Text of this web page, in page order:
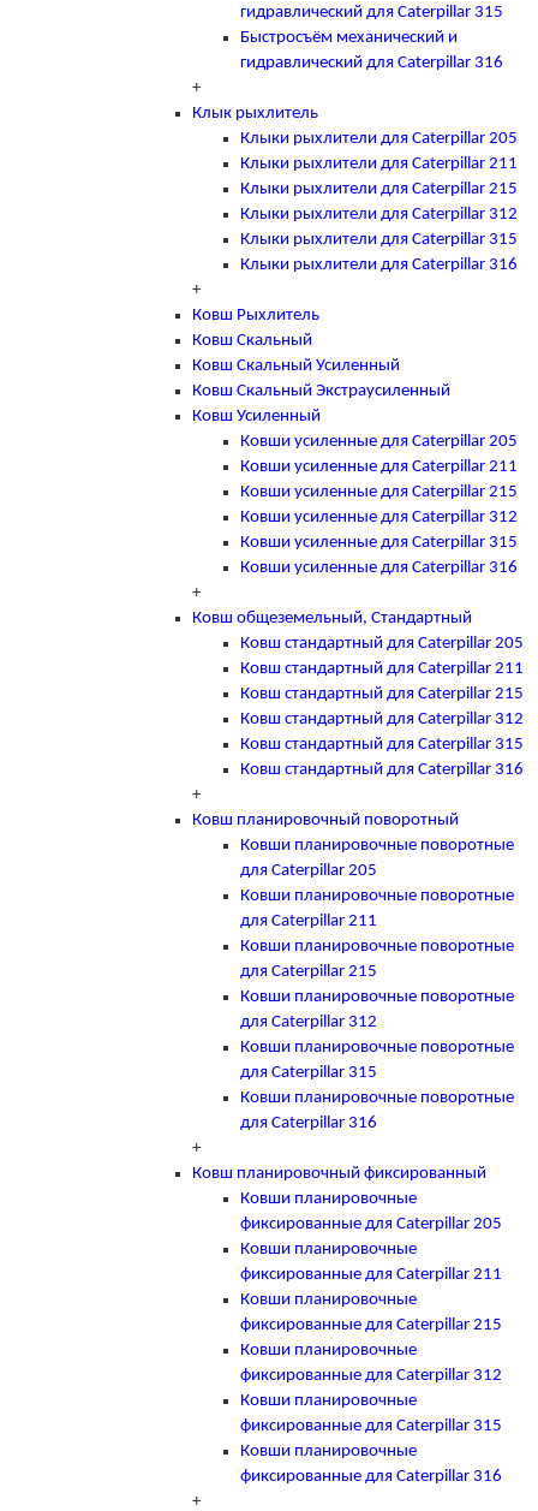
гидравлический для Caterpillar 315
Быстросъём механический и
гидравлический для Caterpillar 316
+
Клык рыхлитель
Клыки рыхлители для Caterpillar 205
Клыки рыхлители для Caterpillar 211
Клыки рыхлители для Caterpillar 215
Клыки рыхлители для Caterpillar 312
Клыки рыхлители для Caterpillar 315
Клыки рыхлители для Caterpillar 316
+
Ковш Рыхлитель
Ковш Скальный
Ковш Скальный Усиленный
Ковш Скальный Экстраусиленный
Ковш Усиленный
Ковши усиленные для Caterpillar 205
Ковши усиленные для Caterpillar 211
Ковши усиленные для Caterpillar 215
Ковши усиленные для Caterpillar 312
Ковши усиленные для Caterpillar 315
Ковши усиленные для Caterpillar 316
+
Ковш общеземельный, Стандартный
Ковш стандартный для Caterpillar 205
Ковш стандартный для Caterpillar 211
Ковш стандартный для Caterpillar 215
Ковш стандартный для Caterpillar 312
Ковш стандартный для Caterpillar 315
Ковш стандартный для Caterpillar 316
+
Ковш планировочный поворотный
Ковши планировочные поворотные
для Caterpillar 205
Ковши планировочные поворотные
для Caterpillar 211
Ковши планировочные поворотные
для Caterpillar 215
Ковши планировочные поворотные
для Caterpillar 312
Ковши планировочные поворотные
для Caterpillar 315
Ковши планировочные поворотные
для Caterpillar 316
+
Ковш планировочный фиксированный
Ковши планировочные
фиксированные для Caterpillar 205
Ковши планировочные
фиксированные для Caterpillar 211
Ковши планировочные
фиксированные для Caterpillar 215
Ковши планировочные
фиксированные для Caterpillar 312
Ковши планировочные
фиксированные для Caterpillar 315
Ковши планировочные
фиксированные для Caterpillar 316
+